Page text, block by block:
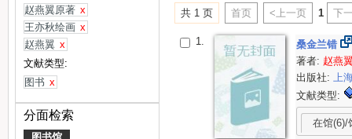
赵燕翼原著 x
王亦秋绘画 x
赵燕翼 x
文献类型:
图书 x
分面检索
共 1 页 首页 <上一页 1 下
1.
桑金兰错
著者: 赵燕
出版社:
上
文献类型:
在馆(6)/